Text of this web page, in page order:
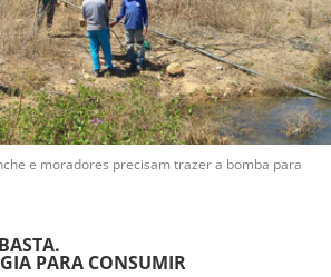
e moradores precisam trazer a bomba para
PARA CONSUMIR